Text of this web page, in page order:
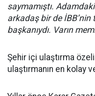
saymamıştı.
arkadaş bir de
başkanıydı. Varın
Şehir içi ulaştırma
ulaştırmanın en kolay